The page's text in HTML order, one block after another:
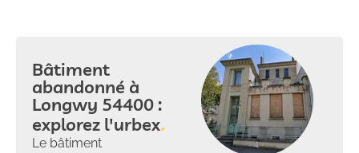
Bâtiment
abandonné à
Longwy 54400 :
explorez l'urbex
Le bâtiment